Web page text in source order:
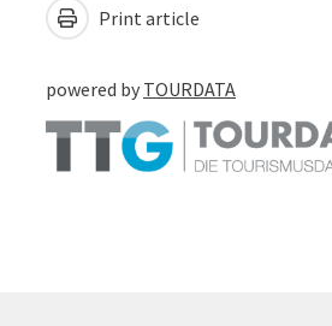
Print article
powered by TOURDATA